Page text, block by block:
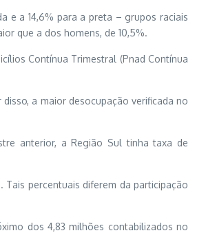
e a 14,6% para a preta – grupos raciais
que a dos homens, de 10,5%.
Contínua Trimestral (Pnad Contínua
disso, a maior desocupação verificada no
anterior, a Região Sul tinha taxa de
percentuais diferem da participação
dos 4,83 milhões contabilizados no